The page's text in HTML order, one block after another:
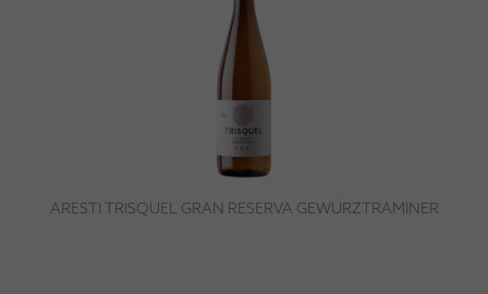
ARESTI TRISQUEL GRAN RESERVA GEWÜRZTRAMINER